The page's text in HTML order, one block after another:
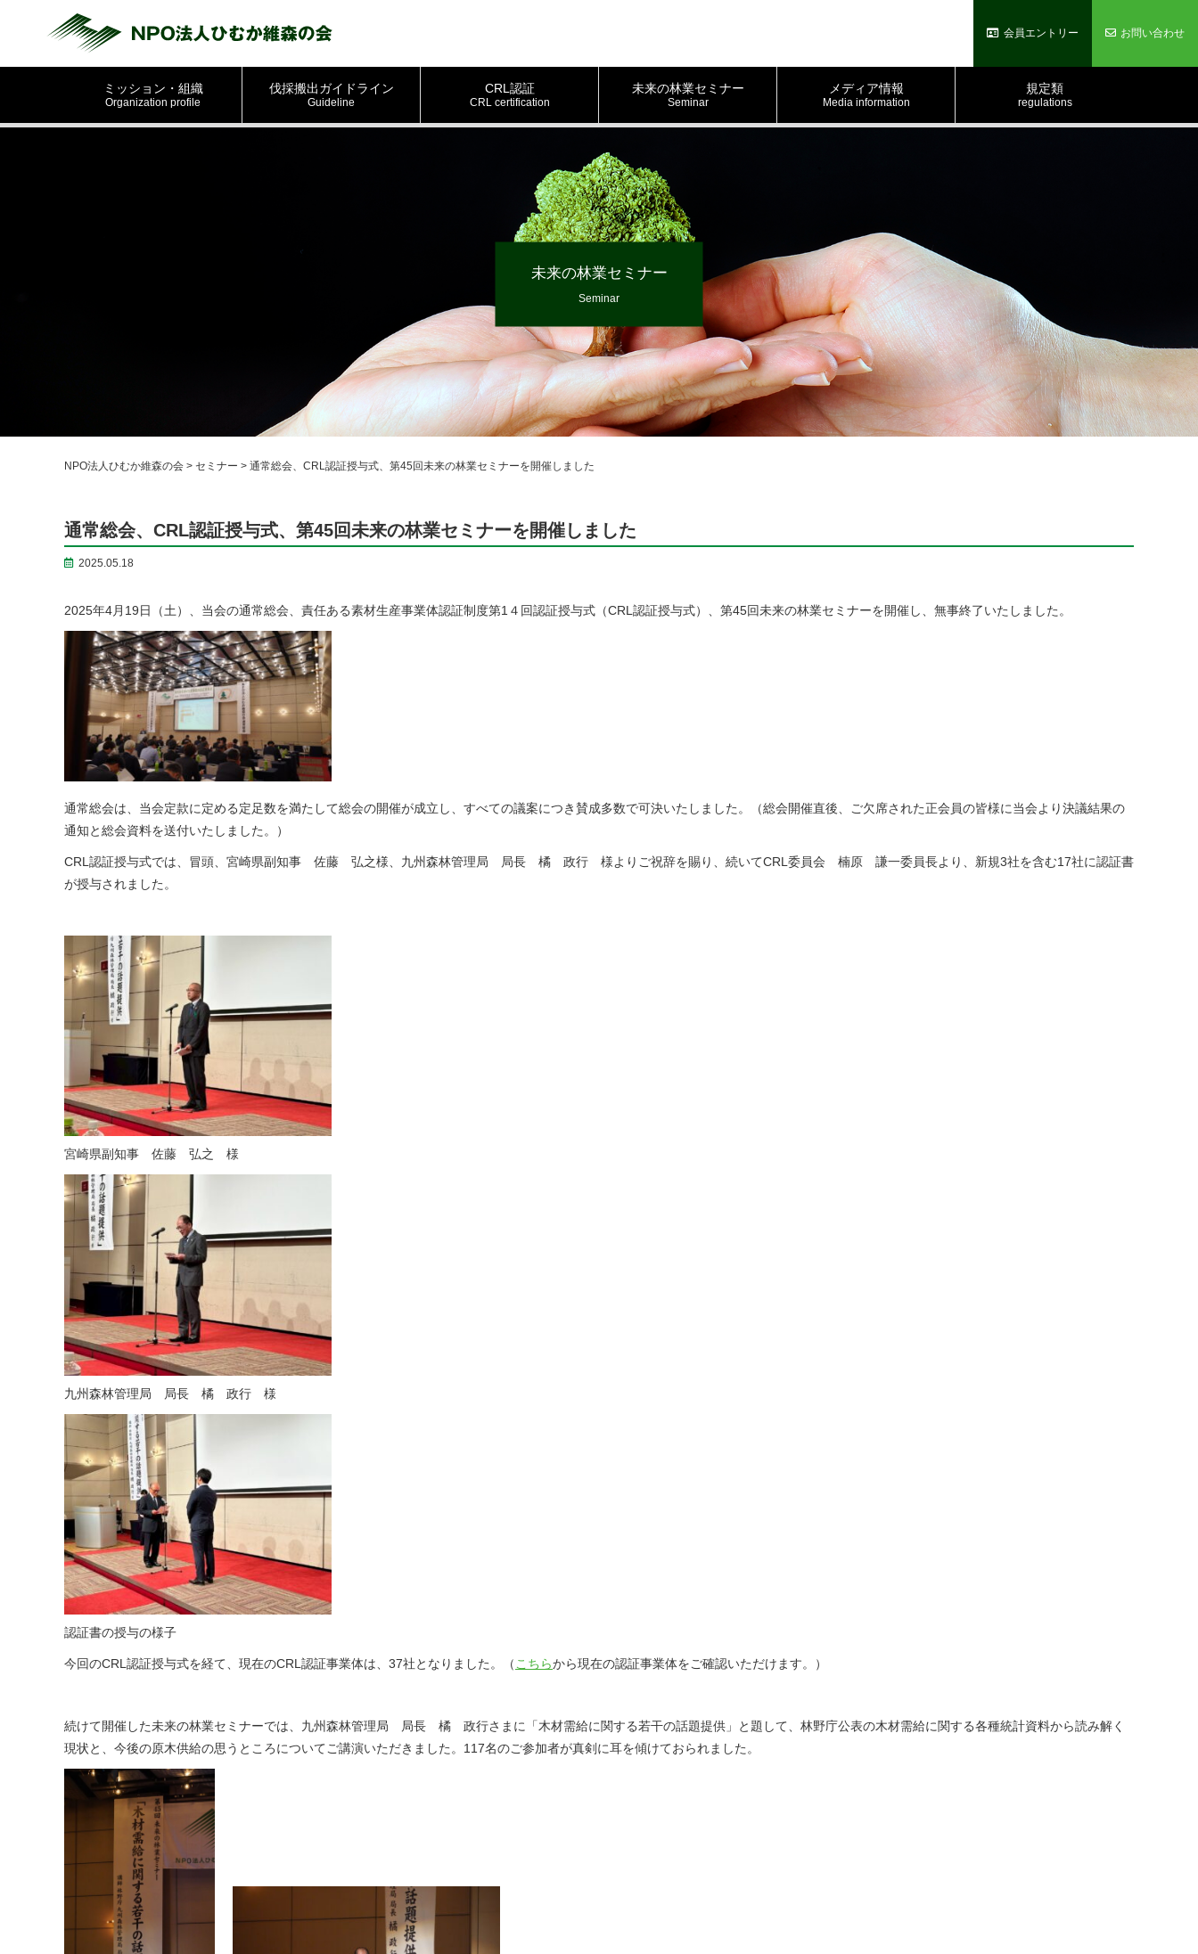
ミッション・組織
Organization profile
伐採搬出ガイドライン
Guideline
CRL認証
CRL certification
未来の林業セミナー
Seminar
メディア情報
Media information
規定類
regulations
会員エントリー お問い合わせ
未来の林業セミナー
Seminar
NPO法人ひむか維森の会 > セミナー > 通常総会、CRL認証授与式、第45回未来の林業セミナーを開催しました
通常総会、CRL認証授与式、第45回未来の林業セミナーを開催しました
2025.05.18
2025年4月19日（土）、当会の通常総会、責任ある素材生産事業体認証制度第1４回認証授与式（CRL認証授与式）、第45回未来の林業セミナーを開催し、無事終了いたしました。
通常総会は、当会定款に定める定足数を満たして総会の開催が成立し、すべての議案につき賛成多数で可決いたしました。（総会開催直後、ご欠席された正会員の皆様に当会より決議結果の
通知と総会資料を送付いたしました。）
CRL認証授与式では、冒頭、宮崎県副知事 佐藤 弘之様、九州森林管理局 局長 橘 政行 様よりご祝辞を賜り、続いてCRL委員会 楠原 謙一委員長より、新規3社を含む17社に認証書
が授与されました。
宮崎県副知事 佐藤 弘之 様
九州森林管理局 局長 橘 政行 様
認証書の授与の様子
今回のCRL認証授与式を経て、現在のCRL認証事業体は、37社となりました。（ こちらから現在の認証事業体をご確認いただけます。）
続けて開催した未来の林業セミナーでは、九州森林管理局 局長 橘 政行さまに「木材需給に関する若干の話題提供」と題して、林野庁公表の木材需給に関する各種統計資料から読み解く
現状と、今後の原木供給の思うところについてご講演いただきました。117名のご参加者が真剣に耳を傾けておられました。